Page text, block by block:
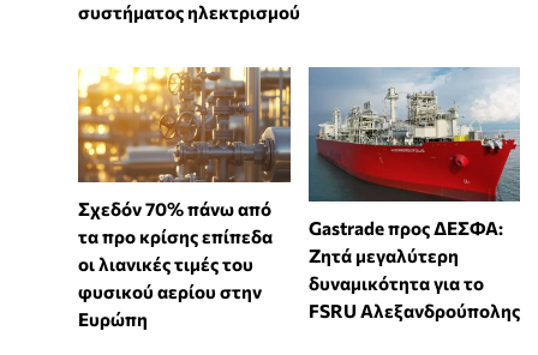
συστήματος ηλεκτρισμού
Σχεδόν 70% πάνω από
τα προ κρίσης επίπεδα
οι λιανικές τιμές του
φυσικού αερίου στην
Ευρώπη
Gastrade προς ΔΕΣΦΑ:
Ζητά μεγαλύτερη
δυναμικότητα για το
FSRU Αλεξανδρούπολης